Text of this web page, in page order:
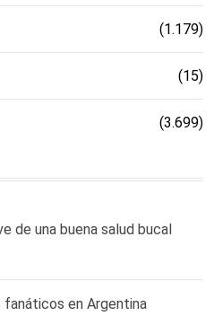
(1.179)
(15)
(3.699)
de una buena salud bucal
fanáticos en Argentina